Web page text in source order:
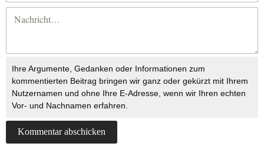
Ihre Argumente, Gedanken oder Informationen zum
kommentierten Beitrag bringen wir ganz oder gekürzt mit Ihrem
Nutzernamen und ohne Ihre E-Adresse, wenn wir Ihren echten
Vor- und Nachnamen erfahren.